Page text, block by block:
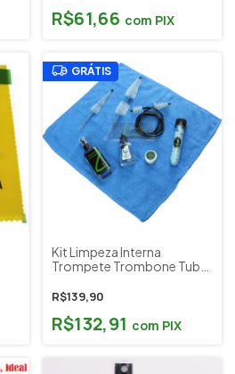
R$61,66 com PIX
GRÁTIS
Kit Limpeza Interna
Trompete Trombone Tuba
K0080
R$139,90
R$132,91 com PIX